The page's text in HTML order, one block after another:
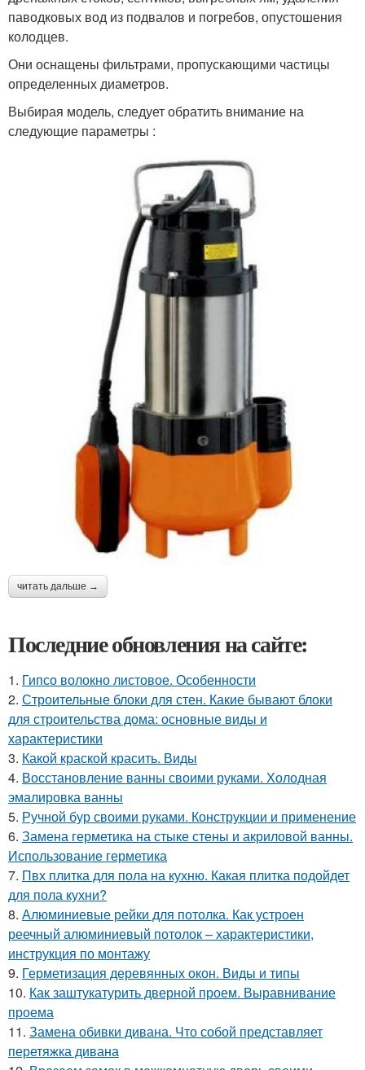
паводковых вод из подвалов и погребов, опустошения
колодцев.
Они оснащены фильтрами, пропускающими частицы
определенных диаметров.
Выбирая модель, следует обратить внимание на
следующие параметры :
читать дальше →
Последние обновления на сайте:
1. Гипсо волокно листовое. Особенности
2. Строительные блоки для стен. Какие бывают блоки
для строительства дома: основные виды и
характеристики
3. Какой краской красить. Виды
4. Восстановление ванны своими руками. Холодная
эмалировка ванны
5. Ручной бур своими руками. Конструкции и применение
6. Замена герметика на стыке стены и акриловой ванны.
Использование герметика
7. Пвх плитка для пола на кухню. Какая плитка подойдет
для пола кухни?
8. Алюминиевые рейки для потолка. Как устроен
реечный алюминиевый потолок – характеристики,
инструкция по монтажу
9. Герметизация деревянных окон. Виды и типы
10. Как заштукатурить дверной проем. Выравнивание
проема
11. Замена обивки дивана. Что собой представляет
перетяжка дивана